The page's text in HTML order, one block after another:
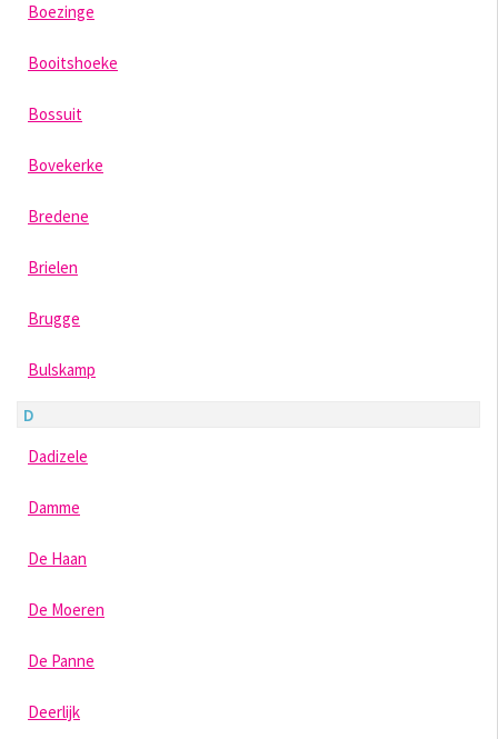
Boezinge
Booitshoeke
Bossuit
Bovekerke
Bredene
Brielen
Brugge
Bulskamp
D
Dadizele
Damme
De Haan
De Moeren
De Panne
Deerlijk